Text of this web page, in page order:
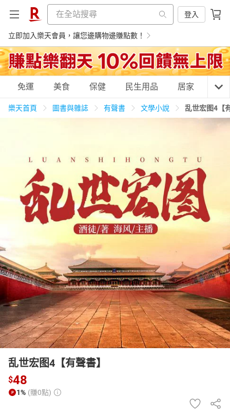
登入
立即加入樂天會員，讓您邊購物邊賺點數！
購物網分類
居家生活 3C家電 運動休閒 親子玩具
女裝 男裝 化妝保養 情趣用品
日本購物 電子/紙本書
HOT
免運 美食 保健 民生用品 居家 3C
樂天首頁 圖書與雜誌 有聲書 文學小說 乱世宏图4【
乱世宏图4【有聲書】
$48
1% (賺0點)